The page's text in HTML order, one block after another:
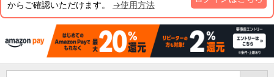
からご確認いただけます。 →使用方法